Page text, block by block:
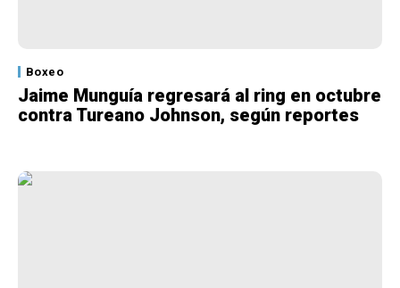
Boxeo
Jaime Munguía regresará al ring en octubre
contra Tureano Johnson, según reportes